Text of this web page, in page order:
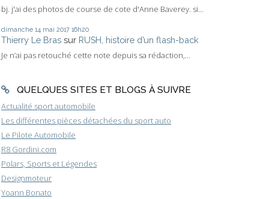
bj. j'ai des photos de course de cote d'Anne Baverey. si...
dimanche 14 mai 2017 16h20
Thierry Le Bras sur RUSH, histoire d’un flash-back
Je n’ai pas retouché cette note depuis sa rédaction,...
QUELQUES SITES ET BLOGS À SUIVRE
Actualité sport automobile
Les différentes pièces détachées du sport auto
Le Pilote Automobile
R8 Gordini.com
Polars, Sports et Légendes
Designmoteur
Yoann Bonato